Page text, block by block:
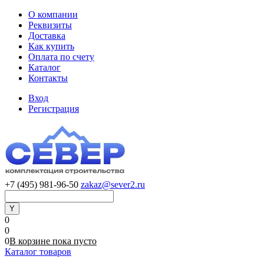
О компании
Реквизиты
Доставка
Как купить
Оплата по счету
Каталог
Контакты
Вход
Регистрация
+7 (495) 981-96-50 zakaz@sever2.ru
0
0
0В корзине пока пусто
Каталог товаров